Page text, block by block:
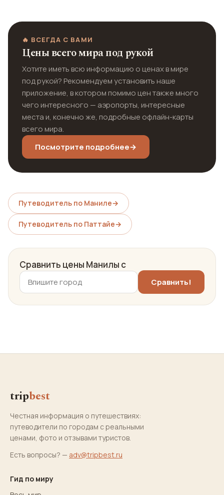
🔥 ВСЕГДА С ВАМИ
Цены всего мира под рукой
Хотите иметь всю информацию о ценах в мире
под рукой? Рекомендуем установить наше
приложение, в котором помимо цен также много
чего интересного — аэропорты, интересные
места и, конечно же, подробные офлайн-карты
всего мира.
Посмотрите подробнее→
Путеводитель по Маниле→
Путеводитель по Паттайе→
Сравнить цены Манилы с
tripbest
Честная информация о путешествиях:
путеводители по городам с реальными
ценами, фото и отзывами туристов.
Есть вопросы? — adv@tripbest.ru
Гид по миру